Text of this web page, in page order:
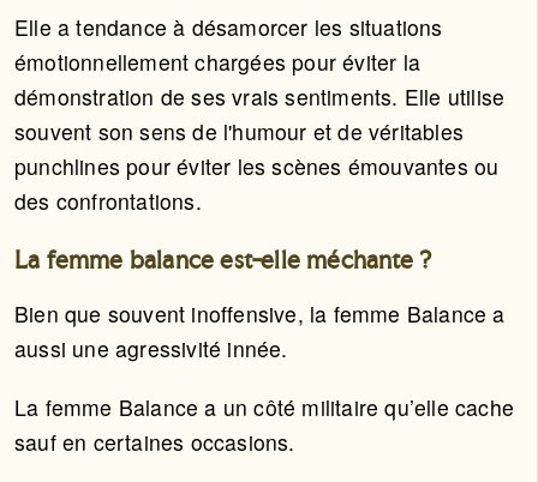
Elle a tendance à désamorcer les situations
émotionnellement chargées pour éviter la
démonstration de ses vrais sentiments. Elle utilise
souvent son sens de l'humour et de véritables
punchlines pour éviter les scènes émouvantes ou
des confrontations.
La femme balance est-elle méchante ?
Bien que souvent inoffensive, la femme Balance a
aussi une agressivité innée.
La femme Balance a un côté militaire qu’elle cache
sauf en certaines occasions.